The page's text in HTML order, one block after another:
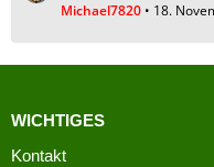
Michael7820 18.
WICHTIGES
Kontakt